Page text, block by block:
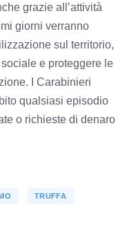
grazie all’attività
giorni verranno
sul territorio,
e proteggere le
I Carabinieri
qualsiasi episodio
o richieste di denaro
TRUFFA